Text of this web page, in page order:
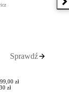
Sprawdź
zł
zł